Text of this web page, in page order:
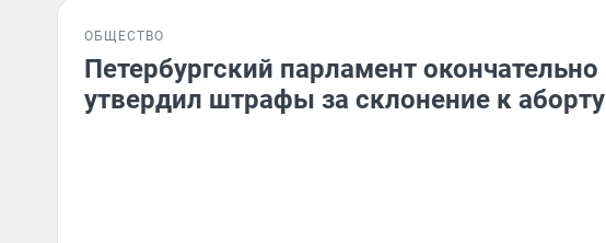
ОБЩЕСТВО
Петербургский парламент окончательно
утвердил штрафы за склонение к аборту